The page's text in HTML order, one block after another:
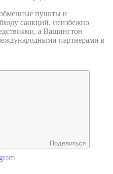
пункты и
санкций, неизбежно
а Вашингтон
партнерами в
Поделиться